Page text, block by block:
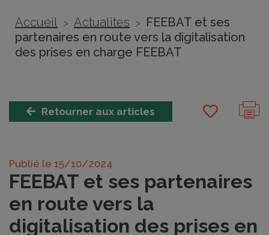
Accueil > Actualites > FEEBAT et ses
partenaires en route vers la digitalisation
des prises en charge FEEBAT
Retourner aux articles
Publié le 15/10/2024
FEEBAT et ses partenaires
en route vers la
digitalisation des prises en